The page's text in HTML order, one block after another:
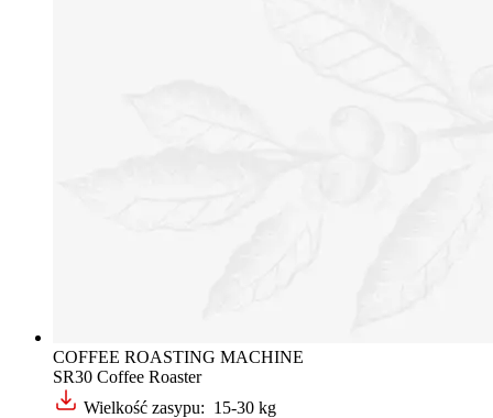
COFFEE ROASTING MACHINE
SR30 Coffee Roaster
Wielkość zasypu: 15-30 kg